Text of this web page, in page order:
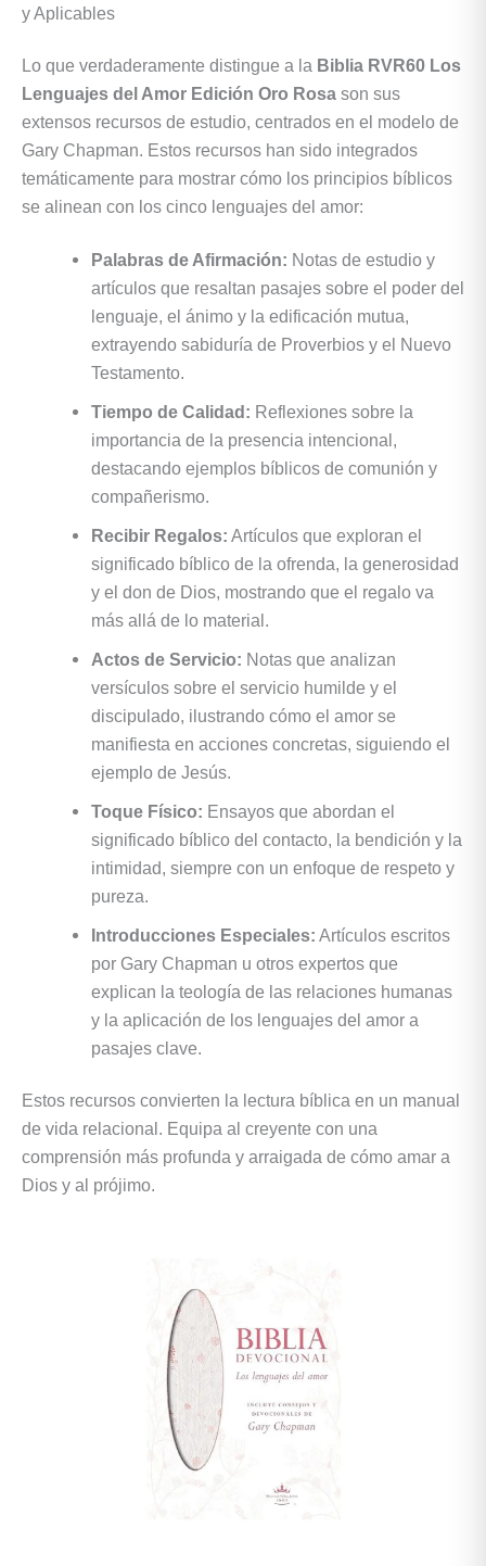
y Aplicables
Lo que verdaderamente distingue a la Biblia RVR60 Los
Lenguajes del Amor Edición Oro Rosa son sus
extensos recursos de estudio, centrados en el modelo de
Gary Chapman. Estos recursos han sido integrados
temáticamente para mostrar cómo los principios bíblicos
se alinean con los cinco lenguajes del amor:
Palabras de Afirmación: Notas de estudio y
artículos que resaltan pasajes sobre el poder del
lenguaje, el ánimo y la edificación mutua,
extrayendo sabiduría de Proverbios y el Nuevo
Testamento.
Tiempo de Calidad: Reflexiones sobre la
importancia de la presencia intencional,
destacando ejemplos bíblicos de comunión y
compañerismo.
Recibir Regalos: Artículos que exploran el
significado bíblico de la ofrenda, la generosidad
y el don de Dios, mostrando que el regalo va
más allá de lo material.
Actos de Servicio: Notas que analizan
versículos sobre el servicio humilde y el
discipulado, ilustrando cómo el amor se
manifiesta en acciones concretas, siguiendo el
ejemplo de Jesús.
Toque Físico: Ensayos que abordan el
significado bíblico del contacto, la bendición y la
intimidad, siempre con un enfoque de respeto y
pureza.
Introducciones Especiales: Artículos escritos
por Gary Chapman u otros expertos que
explican la teología de las relaciones humanas
y la aplicación de los lenguajes del amor a
pasajes clave.
Estos recursos convierten la lectura bíblica en un manual
de vida relacional. Equipa al creyente con una
comprensión más profunda y arraigada de cómo amar a
Dios y al prójimo.